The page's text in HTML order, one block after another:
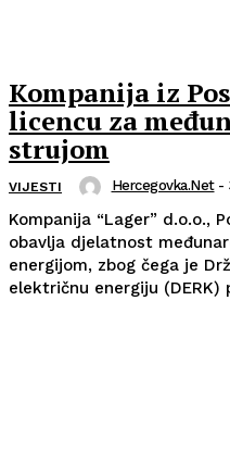
Kompanija iz
licencu za
strujom
VIJESTI Hercegovka.net -
Kompanija “Lager” d.o.o.,
obavlja djelatnost
energijom, zbog čega je
električnu energiju (DERK)